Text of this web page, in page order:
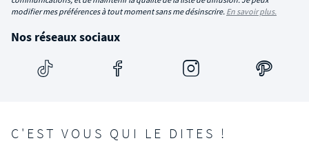
modifier mes préférences à tout moment sans me désinscrire. En savoir plus.
Nos réseaux sociaux
C'EST VOUS QUI LE DITES !